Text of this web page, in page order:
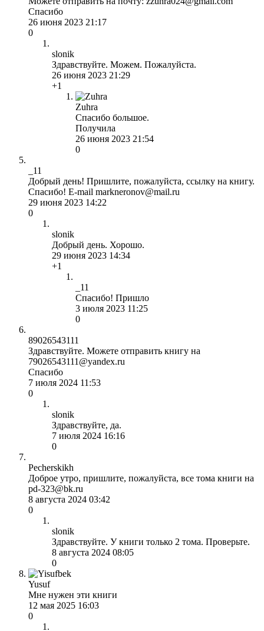
Спасибо
26 июня 2023 21:17
0
slonik
Здравствуйте. Можем. Пожалуйста.
26 июня 2023 21:29
+1
Zuhra
Спасибо большое.
Получила
26 июня 2023 21:54
0
_11
Добрый день! Пришлите, пожалуйста, ссылку на книгу.
Спасибо! E-mail markneronov@mail.ru
29 июня 2023 14:22
0
slonik
Добрый день. Хорошо.
29 июня 2023 14:34
+1
_11
Спасибо! Пришло
3 июля 2023 11:25
0
89026543111
Здравствуйте. Можете отправить книгу на
79026543111@yandex.ru
Спасибо
7 июля 2024 11:53
0
slonik
Здравствуйте, да.
7 июля 2024 16:16
0
Pecherskikh
Доброе утро, пришлите, пожалуйста, все тома книги на
pd-323@bk.ru
8 августа 2024 03:42
0
slonik
Здравствуйте. У книги только 2 тома. Проверьте.
8 августа 2024 08:05
0
Yusuf
Мне нужен эти книги
12 мая 2025 16:03
0